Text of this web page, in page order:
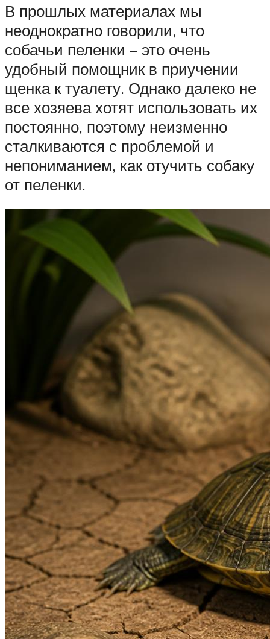
В прошлых материалах мы
неоднократно говорили, что
собачьи пеленки – это очень
удобный помощник в приучении
щенка к туалету. Однако далеко не
все хозяева хотят использовать их
постоянно, поэтому неизменно
сталкиваются с проблемой и
непониманием, как отучить собаку
от пеленки.